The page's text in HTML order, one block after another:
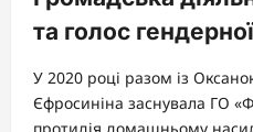
та голос
У 2020 році разом із
Єфросиніна заснувала ГО
протидія домашньому